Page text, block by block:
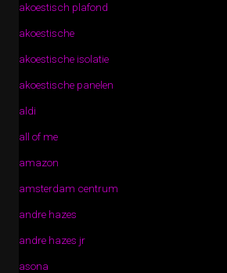
akoestisch plafond
akoestische
akoestische isolatie
akoestische panelen
aldi
all of me
amazon
amsterdam centrum
andre hazes
andre hazes jr
asona